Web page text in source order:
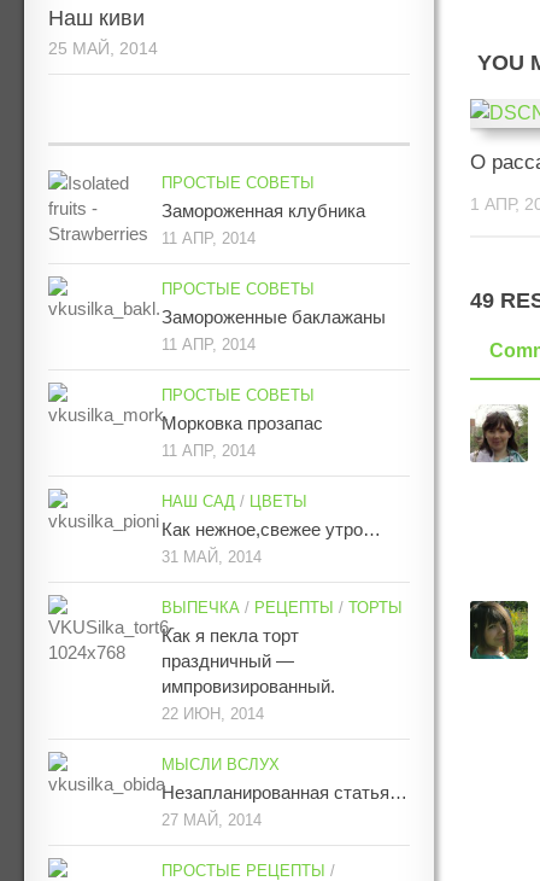
YOU
О
1 АПР,
49
Наш киви
25 МАЙ, 2014
ПРОСТЫЕ СОВЕТЫ
Замороженная клубника
11 АПР, 2014
ПРОСТЫЕ СОВЕТЫ
Замороженные баклажаны
11 АПР, 2014
ПРОСТЫЕ СОВЕТЫ
Морковка прозапас
11 АПР, 2014
НАШ САД / ЦВЕТЫ
Как нежное,свежее утро…
31 МАЙ, 2014
ВЫПЕЧКА / РЕЦЕПТЫ / ТОРТЫ
Как я пекла торт
праздничный —
импровизированный.
22 ИЮН, 2014
МЫСЛИ ВСЛУХ
Незапланированная статья…
27 МАЙ, 2014
ПРОСТЫЕ РЕЦЕПТЫ /